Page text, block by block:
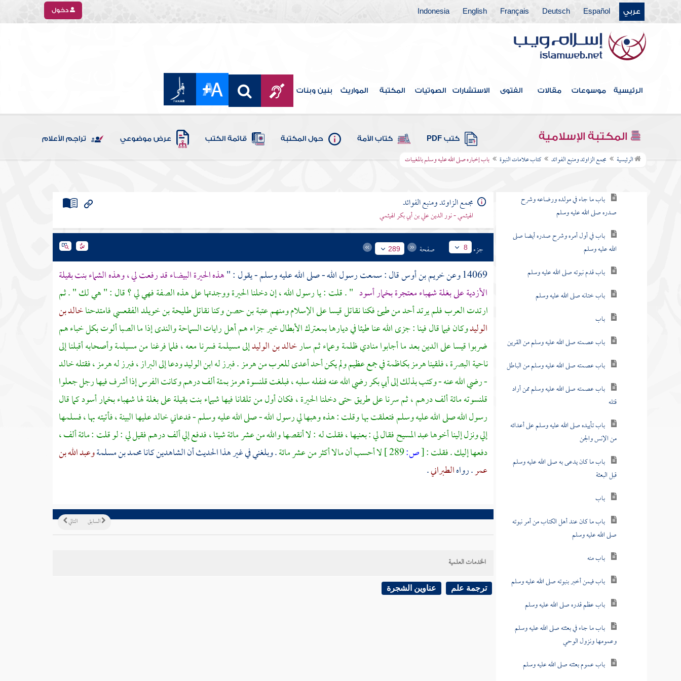
عربي Español
Deutsch
Français
English
Indonesia دخول
الرئيسية موسوعات مقالات الفتوى الاستشارات الصوتيات المكتبة المواريث بنين وبنات
المكتبة الإسلامية كتب PDF كتاب الأمة حول المكتبة قائمة الكتب عرض موضوعي تراجم الأعلام
الرئيسية مجمع الزاوئد ومنبع الفوائد كتاب علامات النبوة باب إخباره صلى الله عليه وسلم بالمغيبات
كتاب التعبير
كتاب القدر
كتاب الفتن أعاذنا الله منها
كتاب الأدب
كتاب البر والصلة
كتاب فيه ذكر الأنبياء
كتاب علامات النبوة
باب ما جاء في مولده ورضاعه وشرح
صدره صلى الله عليه وسلم
باب في أول أمره وشرح صدره أيضا صلى
الله عليه وسلم
باب قدم نبوته صلى الله عليه وسلم
باب ختانه صلى الله عليه وسلم
باب
باب عصمته صلى الله عليه وسلم من القرين
باب عصمته صلى الله عليه وسلم من الباطل
باب عصمته صلى الله عليه وسلم ممن أراد
قتله
باب تأييده صلى الله عليه وسلم على أعدائه
من الإنس والجن
باب ما كان يدعى به صلى الله عليه وسلم
قبل البعثة
باب
باب ما كان عند أهل الكتاب من أمر نبوته
صلى الله عليه وسلم
باب منه
باب فيمن أخبر بنبوته صلى الله عليه وسلم
باب عظم قدره صلى الله عليه وسلم
باب ما جاء في بعثته صلى الله عليه وسلم
وعمومها ونزول الوحي
باب عموم بعثته صلى الله عليه وسلم
مجمع الزاوئد ومنبع الفوائد
الهيثمي - نور الدين علي بن أبي بكر الهيثمي
جزء 8 صفحة 289
14069 وعن خريم بن أوسقال : سمعت رسول الله - صلى الله عليه وسلم - يقول : "هذهالحيرةالبيضاء قد رفعت لي ، وهذهالشماء بنت بقيلة
الأزديةعلى بغلة شهباء معتجرة بخمار أسود " . قلت : يا رسول الله ، إن دخلناالحيرةووجدتها على هذه الصفة فهي لي ؟ قال : " هي لك " . ثم
ارتدت العرب فلم يرتد أحد منطيئفكنا نقاتلقيساعلى الإسلام ومنهمعتبة بن حصنوكنا نقاتلطليحة بن خويلد الفقعسيفامتدحناخالد بن
الوليدوكان فيما قال فينا : جزى الله عناطيئافي ديارها بمعترك الأبطال خير جزاء هم أهل رايات السماحة والندى إذا ما الصبا ألوت بكل خباء هم
ضربواقيساعلى الدين بعد ما أجابوا منادي ظلمة وعماء ثم سارخالد بن الوليدإلىمسيلمةفسرنا معه ، فلما فرغنا منمسيلمةوأصحابه أقبلنا إلى
ناحيةالبصرة، فلقيناهرمزبكاظمة في جمع عظيم ولم يكن أحد أعدى للعرب منهرمز. فبرز لهابن الوليدودعا إلى البراز ، فبرز لههرمز، فقتلهخالد
- رضي الله عنه - وكتب بذلك إلى أبي بكر رضي الله عنه فنفله سلبه ، فبلغت قلنسوة هرمز بمئة ألف درهم وكانت الفرس إذا أشرف فيها رجل جعلوا
قلنسوته مائة ألف درهم ، ثم سرنا على طريق حتى دخلناالحيرة، فكان أول من تلقانا فيهاشيماء بنت بقيلةعلى بغلة لها شهباء بخمار أسود كما قال
رسول الله صلى الله عليه وسلم فتعلقت بها وقلت : هذه وهبها لي رسول الله - صلى الله عليه وسلم - فدعانيخالدعليها البينة ، فأتيته بها ، فسلمها
إلي ونزل إلينا أخوهاعبد المسيحفقال لي : بعنيها ، فقلت له : لا أنقصها والله من عشر مائة شيئا ، فدفع إلي ألف درهم فقيل لي : لو قلت : مائة ألف ،
دفعها إليك . فقلت :[ص: لا أحسب أن مالا أكثر من عشر مائة. وبلغني في غير هذا الحديث أن الشاهدين كانامحمد بن مسلمةوعبد الله بن
عمر. رواهالطبراني.
التالي السابق
الخدمات العلمية
ترجمة علم عناوين الشجرة